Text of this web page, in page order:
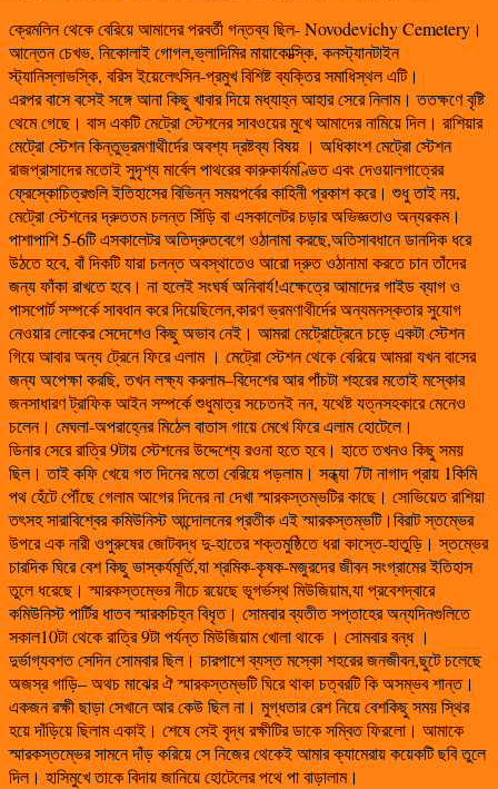
ক্রেমলিন থেকে বেরিয়ে আমাদের পরবর্তী গন্তব্য ছিল- Novodevichy Cemetery।
আন্তেন চেখভ, নিকোলাই গোগল,ভ্লাদিমির মায়াকোভ্স্কি, কনস্ট্যানটাইন
স্ট্যানিস্লাভস্কি, বরিস ইয়েলেৎসিন-প্রমুখ বিশিষ্ট ব্যক্তির সমাধিস্থল এটি।
এরপর বাসে বসেই সঙ্গে আনা কিছু খাবার দিয়ে মধ্যাহ্ন আহার সেরে নিলাম। ততক্ষণে বৃষ্টি
থেমে গেছে। বাস একটি মেট্রো স্টেশনের সাবওয়ের মুখে আমাদের নামিয়ে দিল। রাশিয়ার
মেট্রো স্টেশন কিন্তুভ্রমণাথীর্দের অবশ্য দ্রষ্টব্য বিষয় । অধিকাংশ মেট্রো স্টেশন
রাজপ্রাসাদের মতোই সুদৃশ্য মার্বেল পাথরের কারুকার্যমণ্ডিত এবং দেওয়ালগাত্রের
ফ্রেস্কোচিত্রগুলি ইতিহাসের বিভিন্ন সময়পর্বের কাহিনী প্রকাশ করে। শুধু তাই নয়,
মেট্রো স্টেশনের দ্রুততম চলন্ত সিঁড়ি বা এসকালেটর চড়ার অভিজ্ঞতাও অন্যরকম।
পাশাপাশি 5-6টি এসকালেটর অতিদ্রুতবেগে ওঠানামা করছে,অতিসাবধানে ডানদিক ধরে
উঠতে হবে, বাঁ দিকটি যারা চলন্ত অবস্থাতেও আরো দ্রুত ওঠানামা করতে চান তাঁদের
জন্য ফাঁকা রাখতে হবে। না হলেই সংঘর্ষ অনিবার্য!এক্ষেত্রে আমাদের গাইড ব্যাগ ও
পাসপোর্ট সম্পর্কে সাবধান করে দিয়েছিলেন,কারণ ভ্রমণাথীর্দের অন্যমনস্কতার সুযোগ
নেওয়ার লোকের সেদেশেও কিছু অভাব নেই। আমরা মেট্রোট্রেনে চড়ে একটা স্টেশন
গিয়ে আবার অন্য ট্রেনে ফিরে এলাম । মেট্রো স্টেশন থেকে বেরিয়ে আমরা যখন বাসের
জন্য অপেক্ষা করছি, তখন লক্ষ্য করলাম–বিদেশের আর পাঁচটা শহরের মতোই মস্কোর
জনসাধারণ ট্রাফিক আইন সম্পর্কে শুধুমাত্র সচেতনই নন, যথেষ্ট যত্নসহকারে মেনেও
চলেন। মেঘলা-অপরাহ্নের মিঠেল বাতাস গায়ে মেখে ফিরে এলাম হোটেলে।
ডিনার সেরে রাত্রি 9টায় স্টেশনের উদ্দেশ্যে রওনা হতে হবে। হাতে তখনও কিছু সময়
ছিল। তাই কফি খেয়ে গত দিনের মতো বেরিয়ে পড়লাম। সন্ধ্যা 7টা নাগাদ প্রায় 1কিমি
পথ হেঁটে পৌঁছে গেলাম আগের দিনের না দেখা স্মারকস্তম্ভটির কাছে। সোভিয়েত রাশিয়া
তৎসহ সারাবিশ্বের কমিউনিস্ট আন্দোলনের প্রতীক এই স্মারকস্তম্ভটি।বিরাট স্তম্ভের
উপরে এক নারী ওপুরুষের জোটবদ্ধ দু-হাতের শক্তমুষ্ঠিতে ধরা কাস্তে-হাতুড়ি। স্তম্ভের
চারদিক ঘিরে বেশ কিছু ভাস্কর্যমূর্তি,যা শ্রমিক-কৃষক-মজুরদের জীবন সংগ্রামের ইতিহাস
তুলে ধরেছে। স্মারকস্তম্ভের নীচে রয়েছে ভূগর্ভস্থ মিউজিয়াম,যা প্রবেশদ্বারে
কমিউনিস্ট পার্টির ধাতব স্মারকচিহ্ন বিধৃত। সোমবার ব্যতীত সপ্তাহের অন্যদিনগুলিতে
সকাল10টা থেকে রাত্রি 9টা পর্যন্ত মিউজিয়াম খোলা থাকে । সোমবার বন্ধ ।
দুর্ভাগ্যবশত সেদিন সোমবার ছিল। চারপাশে ব্যস্ত মস্কো শহরের জনজীবন,ছুটে চলেছে
অজস্র গাড়ি– অথচ মাঝের ঐ স্মারকস্তম্ভটি ঘিরে থাকা চত্বরটি কি অসম্ভব শান্ত।
একজন রক্ষী ছাড়া সেখানে আর কেউ ছিল না। মুগ্ধতার রেশ নিয়ে বেশকিছু সময় স্থির
হয়ে দাঁড়িয়ে ছিলাম একাই। শেষে সেই বৃদ্ধ রক্ষীটির ডাকে সম্বিত ফিরলো। আমাকে
স্মারকস্তম্ভের সামনে দাঁড় করিয়ে সে নিজের থেকেই আমার ক্যামেরায় কয়েকটি ছবি তুলে
দিল। হাসিমুখে তাকে বিদায় জানিয়ে হোটেলের পথে পা বাড়ালাম।